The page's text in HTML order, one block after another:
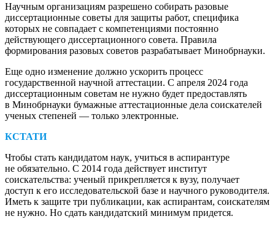
Научным организациям разрешено собирать разовые
диссертационные советы для защиты работ, специфика
которых не совпадает с компетенциями постоянно
действующего диссертационного совета. Правила
формирования разовых советов разрабатывает Минобр­науки.
Еще одно изменение должно ускорить процесс
государственной научной аттестации. С апреля 2024 года
диссертационным советам не нужно будет предоставлять
в Минобрнауки бумажные аттестационные дела соискателей
ученых степеней — ​только элек­тронные.
КСТАТИ
Чтобы стать кандидатом наук, учиться в аспирантуре
не обязательно. С 2014 года действует институт
соискательства: ученый прикрепляется к вузу, получает
доступ к его исследовательской базе и научного руководителя.
Иметь к защите три публикации, как аспирантам, соискателям
не нужно. Но сдать кандидатский минимум придется.